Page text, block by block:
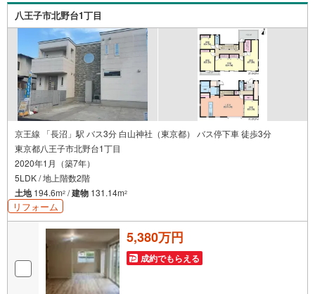
八王子市北野台1丁目
京王線 「長沼」駅 バス3分 白山神社（東京都） バス停下車 徒歩3分
東京都八王子市北野台1丁目
2020年1月（築7年）
5LDK / 地上階数2階
土地194.6m2 /建物 131.14m2
リフォーム
5,380万円
成約でもらえる